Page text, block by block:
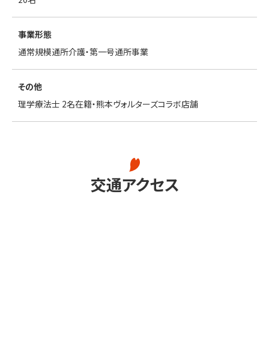
事業形態
通常規模通所介護・第一号通所事業
その他
理学療法士 2名在籍・熊本ヴォルターズコラボ店舗
交通アクセス